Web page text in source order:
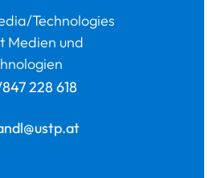
Technologies
Medien und
228 618